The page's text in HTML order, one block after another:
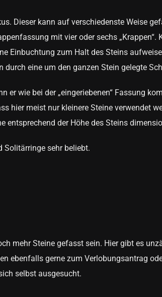
Dieser kann auf verschiedenste Weise
mit vier oder sechs „Krappen“.
Einbuchtung zum Halt des Steins
durch eine um den ganzen Stein gelegte
er wie bei der „eingeriebenen“ Fassung
hier meist nur kleinere Steine verwendet
entsprechend der Höhe des Steins
Solitärringe sehr beliebt.
mehr Steine gefasst sein. Hier gibt es
ebenfalls gerne zum Verlobungsantrag
selbst ausgesucht.